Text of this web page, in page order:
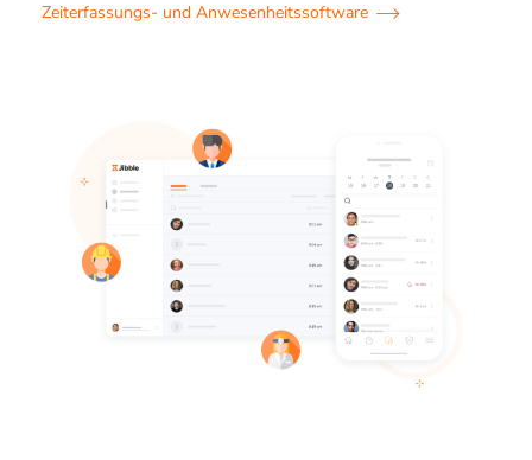
Zeiterfassungs- und Anwesenheitssoftware